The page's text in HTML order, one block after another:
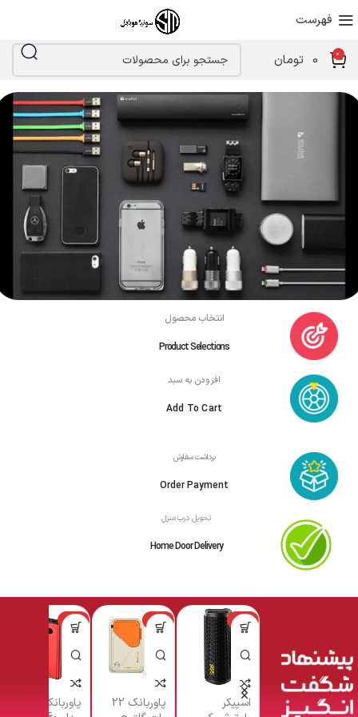
فهرست
0
0 تومان
انتخاب محصول
Product Selections
افزودن به سبد
Add To Cart
برداشت سفارش
Order Payment
تحویل درب منزل
Home Door Delivery
-3%
اسپیکر
-6%
پاوربانک 22
-5%
پاوربانک فراری